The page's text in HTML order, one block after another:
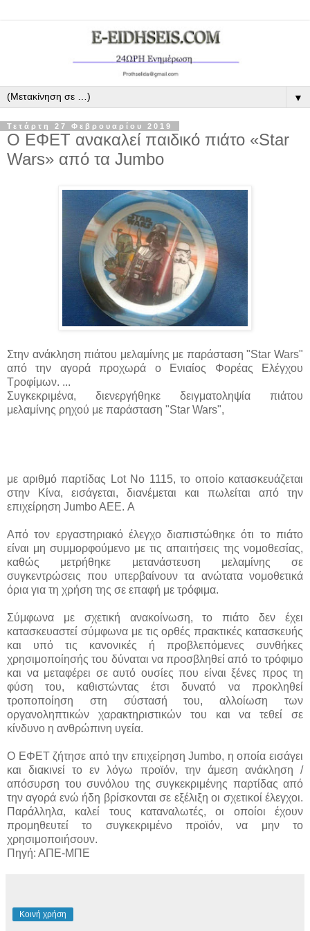
▼
Τετάρτη 27 Φεβρουαρίου 2019
Ο ΕΦΕΤ ανακαλεί παιδικό πιάτο «Star
Wars» από τα Jumbo
Στην ανάκληση πιάτου μελαμίνης με παράσταση "Star Wars"
από την αγορά προχωρά ο Ενιαίος Φορέας Ελέγχου
Τροφίμων. ...
Συγκεκριμένα, διενεργήθηκε δειγματοληψία πιάτου
μελαμίνης ρηχού με παράσταση "Star Wars",
με αριθμό παρτίδας Lot No 1115, το οποίο κατασκευάζεται
στην Κίνα, εισάγεται, διανέμεται και πωλείται από την
επιχείρηση Jumbo AEE. Α
Από τον εργαστηριακό έλεγχο διαπιστώθηκε ότι το πιάτο
είναι μη συμμορφούμενο με τις απαιτήσεις της νομοθεσίας,
καθώς μετρήθηκε μετανάστευση μελαμίνης σε
συγκεντρώσεις που υπερβαίνουν τα ανώτατα νομοθετικά
όρια για τη χρήση της σε επαφή με τρόφιμα.
Σύμφωνα με σχετική ανακοίνωση, το πιάτο δεν έχει
κατασκευαστεί σύμφωνα με τις ορθές πρακτικές κατασκευής
και υπό τις κανονικές ή προβλεπόμενες συνθήκες
χρησιμοποίησής του δύναται να προσβληθεί από το τρόφιμο
και να μεταφέρει σε αυτό ουσίες που είναι ξένες προς τη
φύση του, καθιστώντας έτσι δυνατό να προκληθεί
τροποποίηση στη σύστασή του, αλλοίωση των
οργανοληπτικών χαρακτηριστικών του και να τεθεί σε
κίνδυνο η ανθρώπινη υγεία.
Ο ΕΦΕΤ ζήτησε από την επιχείρηση Jumbo, η οποία εισάγει
και διακινεί το εν λόγω προϊόν, την άμεση ανάκληση /
απόσυρση του συνόλου της συγκεκριμένης παρτίδας από
την αγορά ενώ ήδη βρίσκονται σε εξέλιξη οι σχετικοί έλεγχοι.
Παράλληλα, καλεί τους καταναλωτές, οι οποίοι έχουν
προμηθευτεί το συγκεκριμένο προϊόν, να μην το
χρησιμοποιήσουν.
Πηγή: ΑΠΕ-ΜΠΕ
Κοινή χρήση